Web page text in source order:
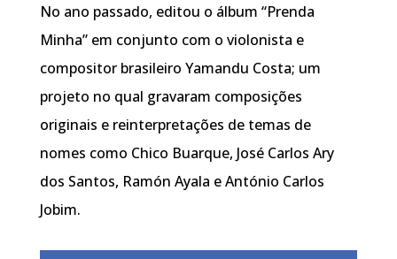
No ano passado, editou o álbum “Prenda
Minha” em conjunto com o violonista e
compositor brasileiro Yamandu Costa; um
projeto no qual gravaram composições
originais e reinterpretações de temas de
nomes como Chico Buarque, José Carlos Ary
dos Santos, Ramón Ayala e António Carlos
Jobim.